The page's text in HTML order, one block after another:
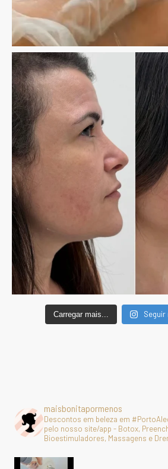
Carregar mais... Seguir
maisbonitapormenos
Descontos em beleza em
pelo nosso site/app - Botox,
Bioestimuladores, Massagens e